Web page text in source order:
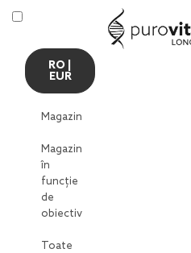
RO |
EUR
Magazin
Magazin
în
funcție
de
obiectiv
Toate